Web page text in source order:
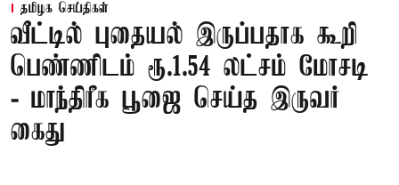
தமிழக செய்திகள்
வீட்டில் புதையல் இருப்பதாக கூறி
பெண்ணிடம் ரூ.1.54 லட்சம் மோசடி
- மாந்திரீக பூஜை செய்த இருவர்
கைது